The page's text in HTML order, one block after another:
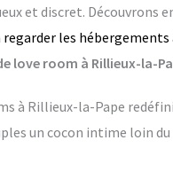
et discret. Découvrons
regarder les hébergements
love room à Rillieux-la-
à Rillieux-la-Pape
un cocon intime loin